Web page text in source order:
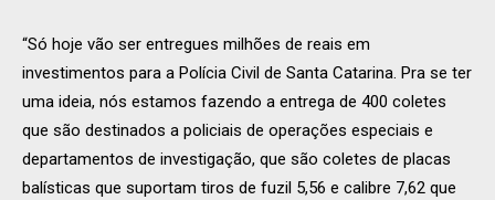
“Só hoje vão ser entregues milhões de reais em
investimentos para a Polícia Civil de Santa Catarina. Pra se ter
uma ideia, nós estamos fazendo a entrega de 400 coletes
que são destinados a policiais de operações especiais e
departamentos de investigação, que são coletes de placas
balísticas que suportam tiros de fuzil 5,56 e calibre 7,62 que